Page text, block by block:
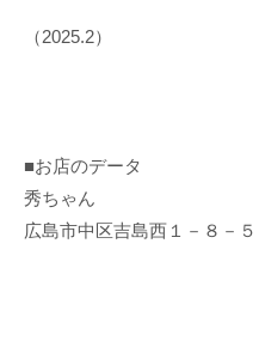
（2025.2）
■お店のデータ
秀ちゃん
広島市中区吉島西１－８－５